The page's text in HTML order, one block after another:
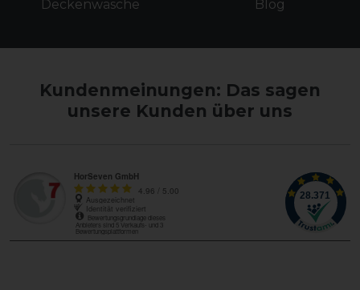
Deckenwäsche Blog
Kundenmeinungen: Das sagen
unsere Kunden über uns